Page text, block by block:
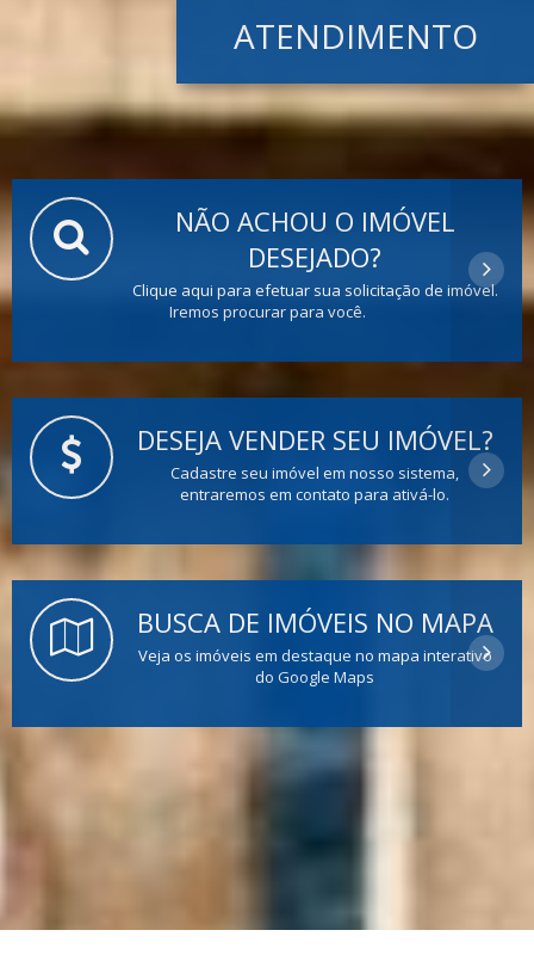
ATENDIMENTO
NÃO ACHOU O IMÓVEL
DESEJADO?
Clique aqui para efetuar sua solicitação de imóvel.
Iremos procurar para você.
DESEJA VENDER SEU IMÓVEL?
Cadastre seu imóvel em nosso sistema,
entraremos em contato para ativá-lo.
BUSCA DE IMÓVEIS NO MAPA
Veja os imóveis em destaque no mapa interativo
do Google Maps